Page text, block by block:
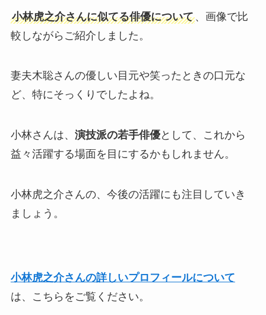
小林虎之介さんに似てる俳優について、画像で比
較しながらご紹介しました。
妻夫木聡さんの優しい目元や笑ったときの口元な
ど、特にそっくりでしたよね。
小林さんは、 演技派の若手俳優として、これから
益々活躍する場面を目にするかもしれません。
小林虎之介さんの、今後の活躍にも注目していき
ましょう。
小林虎之介さんの詳しいプロフィールについて
は、こちらをご覧ください。